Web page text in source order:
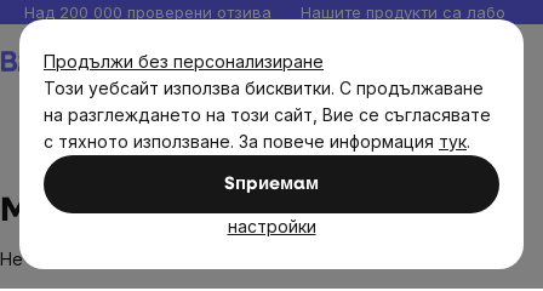
Продължи без персонализиране
Този уебсайт използва бисквитки. С продължаване
на разглеждането на този сайт, Вие се съгласявате
с тяхното използване. За повече информация тук.
Sпpиeмaм
настройки
Прескочи
към
съдържанието
Над 200 000 проверени отзива Нашите продукти са
Masticlife
Не са намерени стоки на марката